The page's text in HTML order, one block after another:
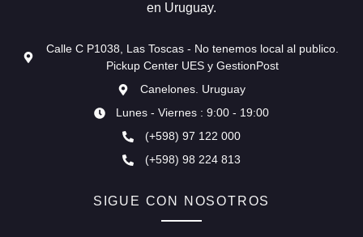
en Uruguay.
Calle C P1038, Las Toscas - No tenemos local al publico.
Pickup Center UES y GestionPost
Canelones. Uruguay
Lunes - Viernes : 9:00 - 19:00
(+598) 97 122 000
(+598) 98 224 813
SIGUE CON NOSOTROS